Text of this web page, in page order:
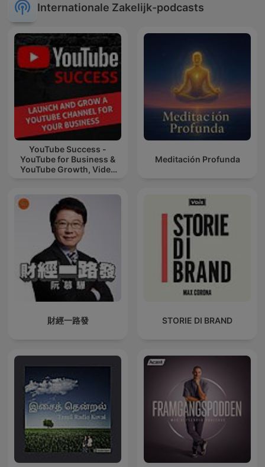
Internationale Zakelijk-podcasts
YouTube Success -
YouTube for Business &
YouTube Growth, Video
Meditación Profunda
財經一路發 STORIE DI BRAND